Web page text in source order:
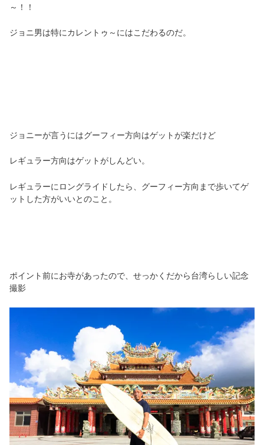
～！！
ジョニ男は特にカレントゥ～にはこだわるのだ。
ジョニーが言うにはグーフィー方向はゲットが楽だけど
レギュラー方向はゲットがしんどい。
レギュラーにロングライドしたら、グーフィー方向まで歩いてゲ
ットした方がいいとのこと。
ポイント前にお寺があったので、せっかくだから台湾らしい記念
撮影